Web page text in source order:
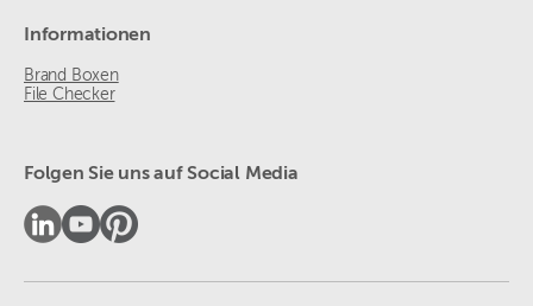
Informationen
Brand Boxen
File Checker
Folgen Sie uns auf Social Media